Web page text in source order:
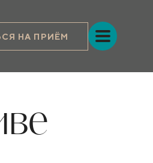
НА ПРИЁМ